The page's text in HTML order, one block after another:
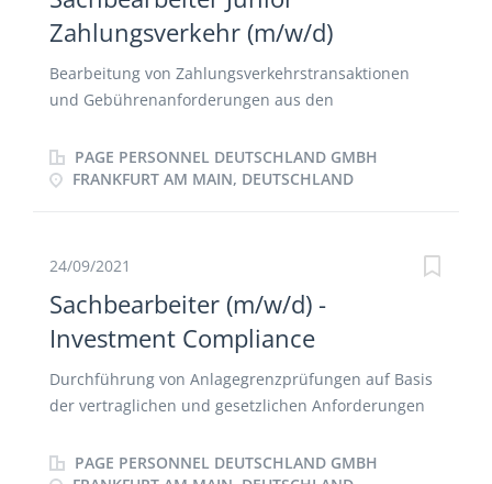
Zahlungsverkehr (m/w/d)
Bearbeitung von Zahlungsverkehrstransaktionen
und Gebührenanforderungen aus den
Liquiditätstransfers in die EUR-Clearingsysteme
Durchführung des SEPA-Lastschriftverfahrens
PAGE PERSONNEL DEUTSCHLAND GMBH
FRANKFURT AM MAIN, DEUTSCHLAND
24/09/2021
Sachbearbeiter (m/w/d) -
Investment Compliance
Durchführung von Anlagegrenzprüfungen auf Basis
der vertraglichen und gesetzlichen Anforderungen
Anlagerichtlinien Überwachung der Einhaltung von
PAGE PERSONNEL DEUTSCHLAND GMBH